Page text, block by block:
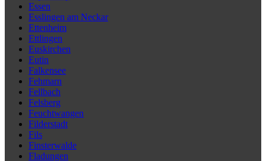
Essen
Esslingen am Neckar
Ettenheim
Ettlingen
Euskirchen
Eutin
Falkensee
Fehmarn
Fellbach
Felsberg
Feuchtwangen
Filderstadt
Fils
Finsterwalde
Fladungen